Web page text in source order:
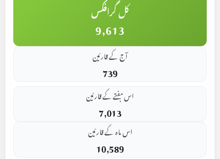
کل گرافکس
9,613
آج کے قارئین
739
اس ہفتے کے قارئین
7,013
اس ماہ کے قارئین
10,589